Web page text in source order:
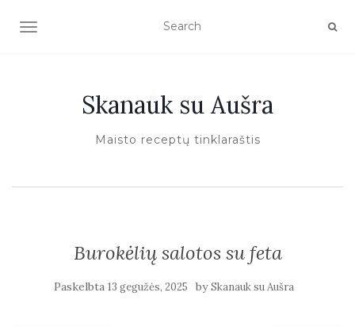
TOGGLE NAVIGATION
Skanauk su Aušra
Maisto receptų tinklaraštis
Burokėlių salotos su feta
Paskelbta 13 gegužės, 2025 bySkanauk su Aušra